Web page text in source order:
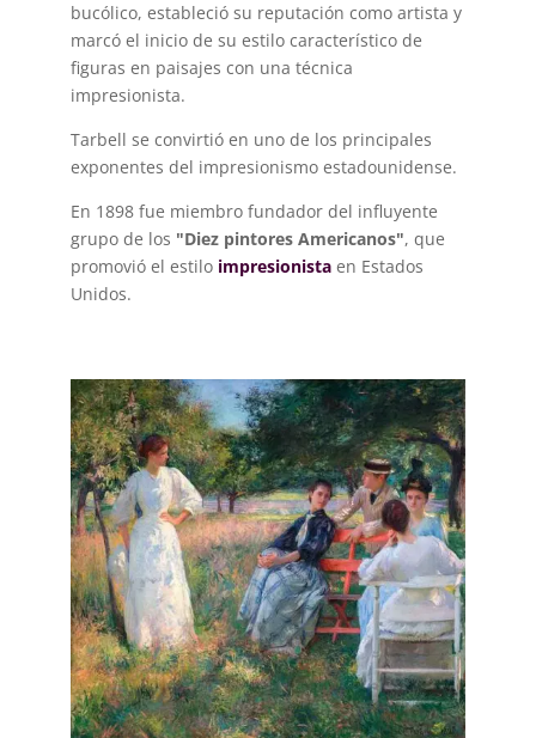
bucólico, estableció su reputación como artista y
marcó el inicio de su estilo característico de
figuras en paisajes con una técnica
impresionista.
Tarbell se convirtió en uno de los principales
exponentes del impresionismo estadounidense.
En 1898 fue miembro fundador del influyente
grupo de los "Diez pintores Americanos", que
promovió el estilo impresionista en Estados
Unidos.